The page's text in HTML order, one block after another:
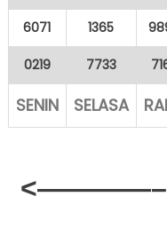
6071 1365
0219 7733
SENIN SELASA